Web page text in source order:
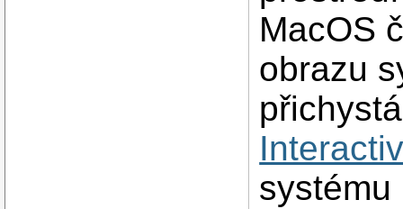
MacOS
obrazu
systému